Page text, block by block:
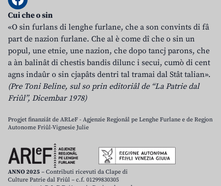
Cui che o sin
«O sin furlans di lenghe furlane, che a son convints di fâ
part de nazion furlane. Che al è come dî che o sin un
popul, une etnie, une nazion, che dopo tancj parons, che
a àn balinât di chestis bandis dilunc i secui, cumò di cent
agns indaûr o sin cjapâts dentri tal tramai dal Stât talian».
(Pre Toni Beline, sul so prin editoriâl de “La Patrie dal
Friûl”, Dicembar 1978)
Progjet finanziât de ARLeF - Agjenzie Regjonâl pe Lenghe Furlane e de Regjon
Autonome Friûl-Vignesie Julie
ANNO 2025 – Contributi ricevuti da Clape di
Culture Patrie dal Friûl – c.f. 01299830305